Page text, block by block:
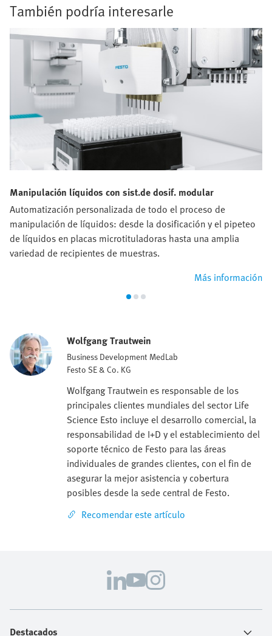
También podría interesarle
Manipulación líquidos con sist.de dosif. modular
Automatización personalizada de todo el proceso de
manipulación de líquidos: desde la dosificación y el pipeteo
de líquidos en placas microtituladoras hasta una amplia
variedad de recipientes de muestras.
Más información
Wolfgang Trautwein
Business Development MedLab
Festo SE & Co. KG
Wolfgang Trautwein es responsable de los
principales clientes mundiales del sector Life
Science Esto incluye el desarrollo comercial, la
responsabilidad de I+D y el establecimiento del
soporte técnico de Festo para las áreas
individuales de grandes clientes, con el fin de
asegurar la mejor asistencia y cobertura
posibles desde la sede central de Festo.
Recomendar este artículo
Destacados